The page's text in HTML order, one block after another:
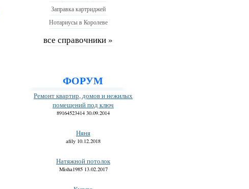
Заправка картриджей
Нотариусы в Королеве
все справочники »
ФОРУМ
Ремонт квартир, домов и нежилых
помещений под ключ
89164523414 30.09.2014
Няня
afily 10.12.2018
Натяжной потолок
Misha1985 13.02.2017